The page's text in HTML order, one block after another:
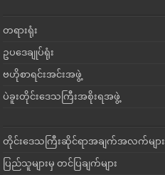
တရားရုံး
ဥပဒေချုပ်ရုံး
ဗဟိုစာရင်းအင်းအဖွဲ့
ပဲခူးတိုင်းဒေသကြီးအစိုးရအဖွဲ့
တိုင်းဒေသကြီးဆိုင်ရာအချက်အလက်များ
ပြည်သူများမှ တင်ပြချက်များ